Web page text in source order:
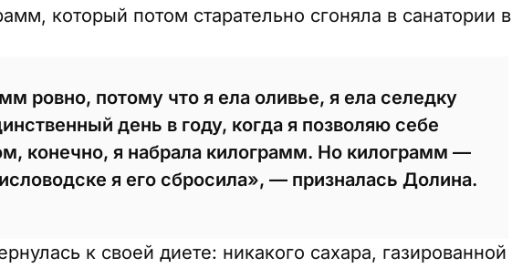
который потом старательно сгоняла в санатории в
ровно, потому что я ела оливье, я ела селедку
день в году, когда я позволяю себе
конечно, я набрала килограмм. Но килограмм —
я его сбросила», — призналась Долина.
к своей диете: никакого сахара, газированной